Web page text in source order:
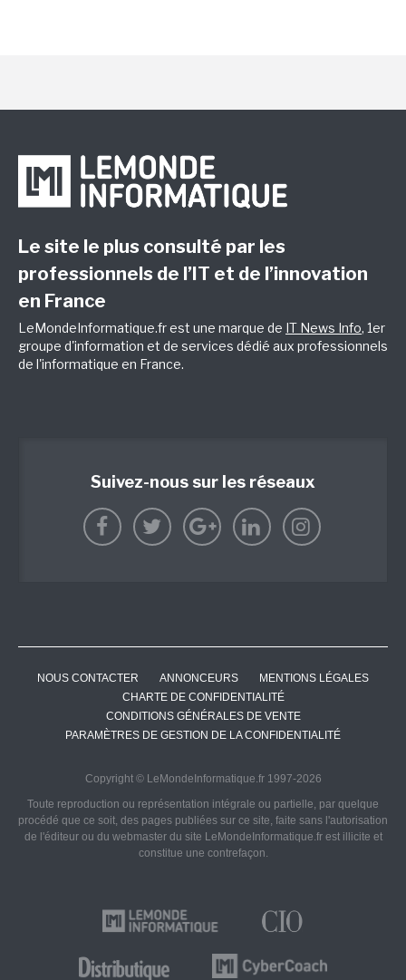
Le site le plus consulté par les
professionnels de l’IT et de l’innovation
en France
LeMondeInformatique.fr est une marque de IT News Info, 1er
groupe d'information et de services dédié aux professionnels
de l'informatique en France.
Suivez-nous sur les réseaux
NOUS CONTACTER ANNONCEURS
MENTIONS LÉGALES
CHARTE DE CONFIDENTIALITÉ
CONDITIONS GÉNÉRALES DE VENTE
PARAMÈTRES DE GESTION DE LA CONFIDENTIALITÉ
Copyright © LeMondeInformatique.fr 1997-2026
Toute reproduction ou représentation intégrale ou partielle, par quelque
procédé que ce soit, des pages publiées sur ce site, faite sans l'autorisation
de l'éditeur ou du webmaster du site LeMondeInformatique.fr est illicite et
constitue une contrefaçon.